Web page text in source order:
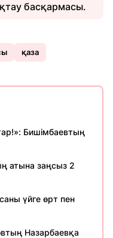
басқармасы.
қаза
Бишімбаевтың
атына заңсыз 2
үйге өрт пен
Назарбаевқа